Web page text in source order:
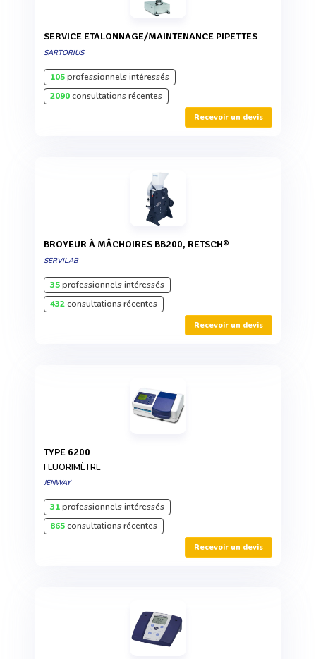
SERVICE ETALONNAGE/MAINTENANCE PIPETTES
SARTORIUS
105professionnels intéressés
2090consultations récentes
Recevoir un devis
BROYEUR À MÂCHOIRES BB200, RETSCH®
SERVILAB
35professionnels intéressés
432consultations récentes
Recevoir un devis
TYPE 6200
FLUORIMÈTRE
JENWAY
31professionnels intéressés
865consultations récentes
Recevoir un devis